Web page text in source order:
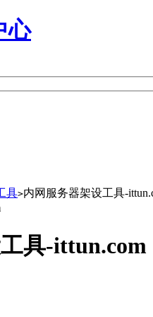
心
具>内网服务器架设工具-
具-ittun.com